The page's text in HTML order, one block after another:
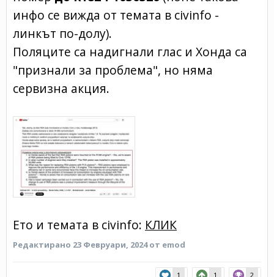
инфо се вижда от темата в civinfo -
линкът по-долу).
Поляците са надигнали глас и Хонда са
"признали за проблема", но няма
сервизна акция.
Ето и темата в civinfo: КЛИК
Редактирано 23 Февруари, 2024от emod
1 1 2